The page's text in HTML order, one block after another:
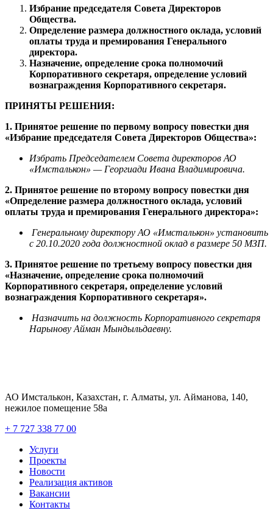
Избрание председателя Совета Директоров
Общества.
Определение размера должностного оклада, условий
оплаты труда и премирования Генерального
директора.
Назначение, определение срока полномочий
Корпоративного секретаря, определение условий
вознаграждения Корпоративного секретаря.
ПРИНЯТЫ РЕШЕНИЯ:
1. Принятое решение по первому вопросу повестки дня
«Избрание председателя Совета Директоров Общества»:
Избрать Председателем Совета директоров АО
«Имсталькон» — Георгиади Ивана Владимировича.
2. Принятое решение по второму вопросу повестки дня
«Определение размера должностного оклада, условий
оплаты труда и премирования Генерального директора»:
Генеральному директору АО «Имсталькон» установить
с 20.10.2020 года должностной оклад в размере 50 МЗП.
3. Принятое решение по третьему вопросу повестки дня
«Назначение, определение срока полномочий
Корпоративного секретаря, определение условий
вознаграждения Корпоративного секретаря».
Назначить на должность Корпоративного секретаря
Нарынову Айман Мындыльдаевну.
АО Имсталькон, Казахстан, г. Алматы, ул. Айманова, 140,
нежилое помещение 58а
+ 7 727 338 77 00
Услуги
Проекты
Новости
Реализация активов
Вакансии
Контакты